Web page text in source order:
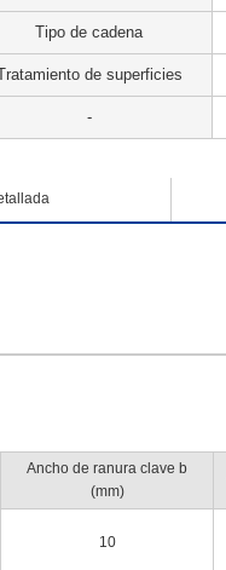
Tipo de cadena
de superficies
-
Ancho de ranura clave b
(mm)
10